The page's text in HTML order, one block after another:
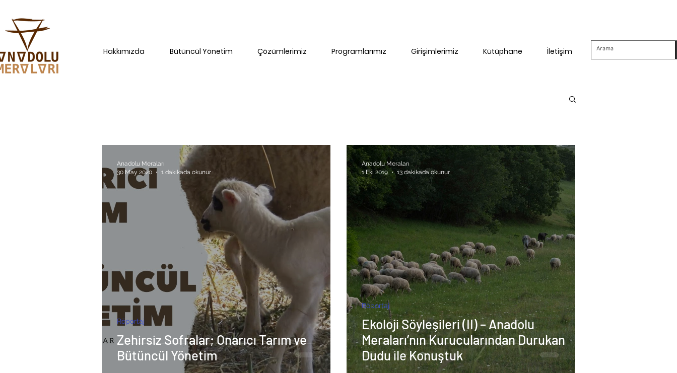
Hakkımızda Bütüncül Yönetim Çözümlerimiz Programlarımız Girişimlerimiz Kütüphane İletişim
Zehirsiz Sofralar; Onarıcı Tarım ve
Bütüncül Yönetim
Röportaj
Anadolu Meraları
30 May 2020
1 dakikada okunur
Ekoloji Söyleşileri (II) – Anadolu
Meraları’nın Kurucularından Durukan
Dudu ile Konuştuk
Röportaj
Anadolu Meraları
1 Eki 2019
13 dakikada okunur